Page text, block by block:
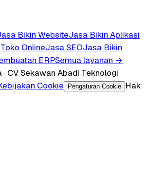
Bikin WebsiteJasa Bikin Aplikasi
OnlineJasa SEOJasa Bikin
ERPSemua layanan →
CV Sekawan Abadi Teknologi
Cookie Pengaturan Cookie
Hak